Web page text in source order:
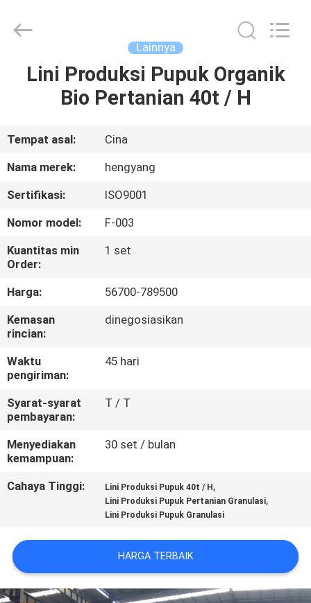
RUMAH
TENTANG
KAMI
TUR
PABRIK
KONTROL
KUALITAS
HUBUNGI
KAMI
KASUS
KEBIJAKAN
PRIVASI
Industrial
Lainnya
Lini Produksi Pupuk Organik
Bio Pertanian 40t / H
Tempat asal:
Cina
Nama merek:
hengyang
Sertifikasi:
ISO9001
Nomor model:
F-003
Kuantitas min
Order:
1 set
Harga:
56700-789500
Kemasan
rincian:
dinegosiasikan
Waktu
pengiriman:
45 hari
Syarat-syarat
pembayaran:
T / T
Menyediakan
kemampuan:
30 set / bulan
Cahaya Tinggi: Lini Produksi Pupuk 40t / H ,
Lini Produksi Pupuk Pertanian Granulasi,
Lini Produksi Pupuk Granulasi
HARGA TERBAIK